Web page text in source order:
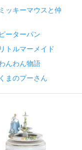
ッキーマウスと仲
ーターパン
トルマーメイド
んわん物語
まのプーさん